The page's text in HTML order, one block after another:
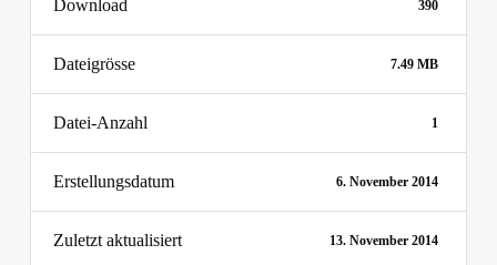
Download 390
Dateigrösse 7.49 MB
Datei-Anzahl 1
Erstellungsdatum 6. November 2014
Zuletzt aktualisiert 13. November 2014